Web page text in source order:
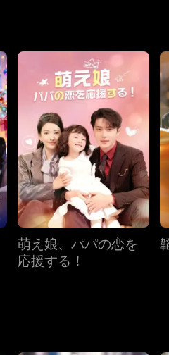
感情を整理しながら、自分
萌え娘、パパの恋を
応援する！